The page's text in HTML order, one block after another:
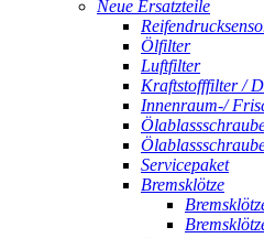
Neue Ersatzteile
Ölfilter
Luftfilter
Kraftstofffilter /
Innenraum-/
Servicepaket
Bremsklötze